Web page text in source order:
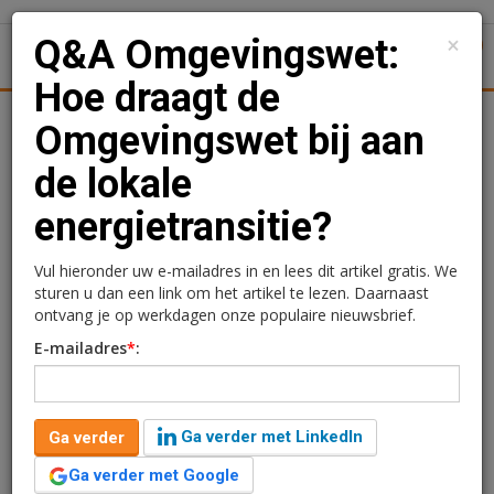
Juridisch | Fiscaal Transacties
Q&A Omgevingswet: Hoe
draagt de Omgevingswet
bij aan de lokale
energietransitie?
Iedere week zullen op VJ de juridische experts van
NewGround Law een facet behandelen van de
×
Q&A Omgevingswet:
Hoe draagt de
Omgevingswet bij aan
de lokale
energietransitie?
Vul hieronder uw e-mailadres in en lees dit artikel gratis. We
sturen u dan een link om het artikel te lezen. Daarnaast
ontvang je op werkdagen onze populaire nieuwsbrief.
E-mailadres*:
Ga verder
Ga verder met LinkedIn
Ga verder met Google